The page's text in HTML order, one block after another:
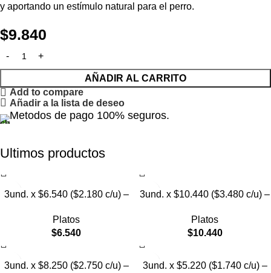
y aportando un estímulo natural para el perro.
$9.840
AÑADIR AL CARRITO
Add to compare
Añadir a la lista de deseo
Metodos de pago 100% seguros.
Ultimos productos
3und. x $6.540 ($2.180 c/u) –
con Diseño Decorativo
Platos
$6.540
3und. x $10.440 ($3.480 c/u) –
con Bowl de Acero
Platos
$10.440
3und. x $8.250 ($2.750 c/u) –
3und. x $5.220 ($1.740 c/u) –